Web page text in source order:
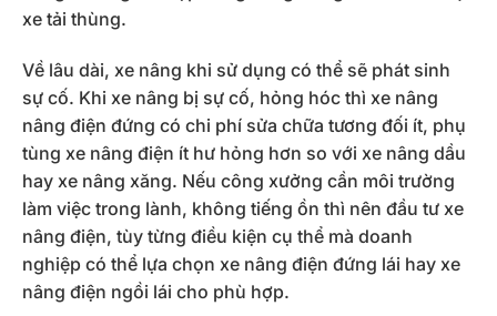
xe tải thùng.
Về lâu dài, xe nâng khi sử dụng có thể sẽ phát sinh
sự cố. Khi xe nâng bị sự cố, hỏng hóc thì xe nâng
nâng điện đứng có chi phí sửa chữa tương đối ít, phụ
tùng xe nâng điện ít hư hỏng hơn so với xe nâng dầu
hay xe nâng xăng. Nếu công xưởng cần môi trường
làm việc trong lành, không tiếng ồn thì nên đầu tư xe
nâng điện, tùy từng điều kiện cụ thể mà doanh
nghiệp có thể lựa chọn xe nâng điện đứng lái hay xe
nâng điện ngồi lái cho phù hợp.